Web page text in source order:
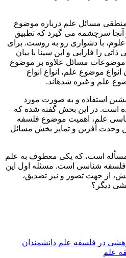
منطقی مسائل علم درباره موضوع
آنجا سرچشمه می گیرد که تطبیق
با دشواری رو به روست. برای
را فارابی و ابن سینا با بیان
موضوعات مسائل علاوه بر موضوع
موضوع علم، انواع انواع
علم و غیره شده­اند.
استفاده و به صورت مورد
است. در این بخش گفته شده که
علم، اهمیت موضوع فلسفه
آفرین و تمایز بخش مسائل
مسأله است، که یکی معطوف به علم
شناسی است. مسئله اول این
از جهت تصور و نیز تصدیق،
دیگر؟
در فلسفه علم دانشمندان
علم